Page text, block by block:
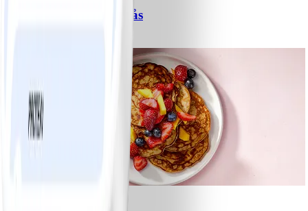
Spagetti med köttfärssås